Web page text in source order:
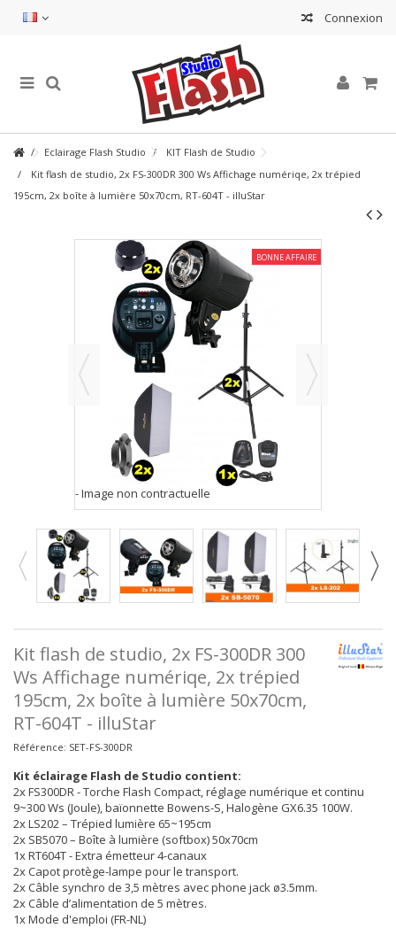
Connexion
Eclairage Flash Studio
KIT Flash de Studio
Kit flash de studio, 2x FS-300DR 300 Ws Affichage numériqe, 2x trépied
195cm, 2x boîte à lumière 50x70cm, RT-604T - illuStar
BONNE AFFAIRE
- Image non contractuelle
Kit flash de studio, 2x FS-300DR 300
Ws Affichage numériqe, 2x trépied
195cm, 2x boîte à lumière 50x70cm,
RT-604T - illuStar
Référence: SET-FS-300DR
Kit éclairage Flash de Studio contient:
2x FS300DR - Torche Flash Compact, réglage numérique et continu
9~300 Ws (Joule), baïonnette Bowens-S, Halogène GX6.35 100W.
2x LS202 – Trépied lumière 65~195cm
2x SB5070 – Boîte à lumière (softbox) 50x70cm
1x RT604T - Extra émetteur 4-canaux
2x Capot protège-lampe pour le transport.
2x Câble synchro de 3,5 mètres avec phone jack ø3.5mm.
2x Câble d’alimentation de 5 mètres.
1x Mode d'emploi (FR-NL)